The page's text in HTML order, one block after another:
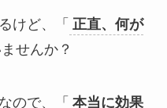
けど、「 正直、何が
せんか？
ので、「 本当に効果